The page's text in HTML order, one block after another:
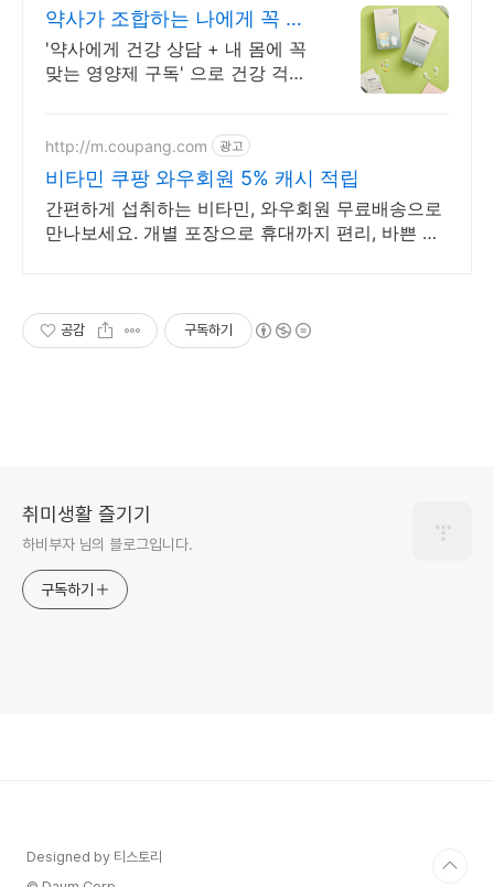
약사가 조합하는 나에게 꼭 맞
는 맞춤형 영양제.
'약사에게 건강 상담 + 내 몸에 꼭
맞는 영양제 구독' 으로 건강 걱정
http://m.coupang.com 광고
비타민 쿠팡 와우회원 5% 캐시 적립
간편하게 섭취하는 비타민, 와우회원 무료배송으로
만나보세요. 개별 포장으로 휴대까지 편리, 바쁜 일
공감 구독하기
취미생활 즐기기
하비부자 님의 블로그입니다.
구독하기
Designed by 티스토리